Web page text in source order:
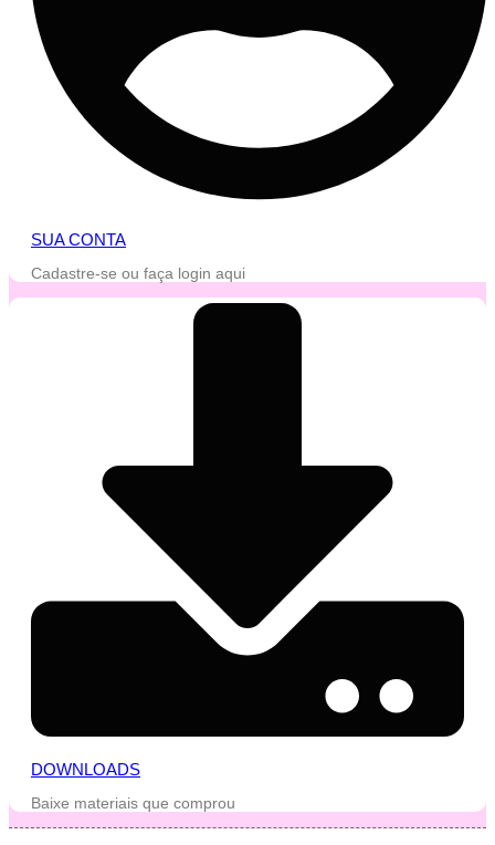
SUA CONTA
Cadastre-se ou faça login aqui
DOWNLOADS
Baixe materiais que comprou